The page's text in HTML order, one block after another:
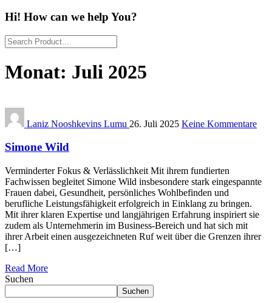
Hi! How can we help You?
Monat: Juli 2025
Laniz Nooshkevins Lumu 26. Juli 2025 Keine Kommentare
Simone Wild
Verminderter Fokus & Verlässlichkeit Mit ihrem fundierten
Fachwissen begleitet Simone Wild insbesondere stark eingespannte
Frauen dabei, Gesundheit, persönliches Wohlbefinden und
berufliche Leistungsfähigkeit erfolgreich in Einklang zu bringen.
Mit ihrer klaren Expertise und langjährigen Erfahrung inspiriert sie
zudem als Unternehmerin im Business-Bereich und hat sich mit
ihrer Arbeit einen ausgezeichneten Ruf weit über die Grenzen ihrer
[…]
Read More
Suchen
Suchen